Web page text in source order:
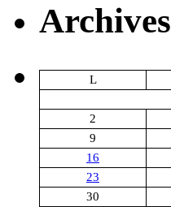
Archives
L
2
9
16
23
30